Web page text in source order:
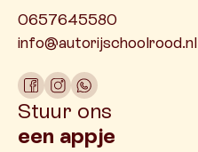
0657645580
info@autorijschoolrood.nl
Stuur ons
een appje